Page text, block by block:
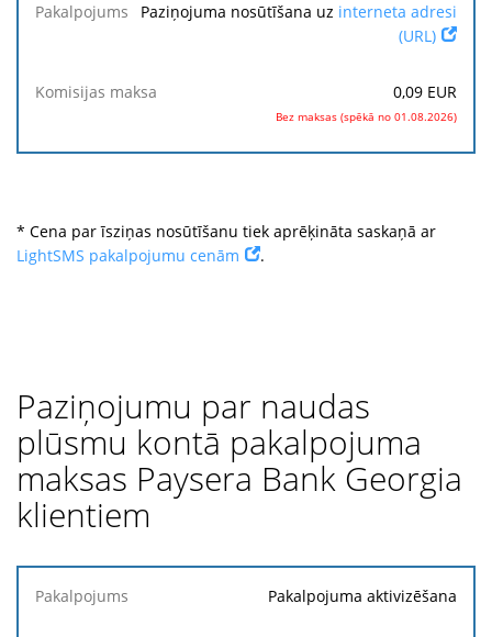
Paziņojuma nosūtīšana uz interneta adresi
(URL)
0,09 EUR
Bez maksas (spēkā no 01.08.2026)
* Cena par īsziņas nosūtīšanu tiek aprēķināta saskaņā ar
LightSMS pakalpojumu cenām
.
Paziņojumu par naudas
plūsmu kontā pakalpojuma
maksas Paysera Bank Georgia
klientiem
Pakalpojums Pakalpojuma aktivizēšana